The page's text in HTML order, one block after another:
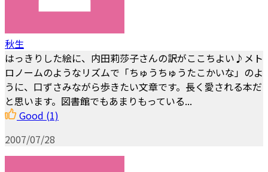
秋生
はっきりした絵に、内田莉莎子さんの訳がここちよい♪メト
ロノームのようなリズムで「ちゅうちゅうたこかいな」のよ
うに、口ずさみながら歩きたい文章です。長く愛される本だ
と思います。図書館でもあまりもっている...
Good (1)
2007/07/28